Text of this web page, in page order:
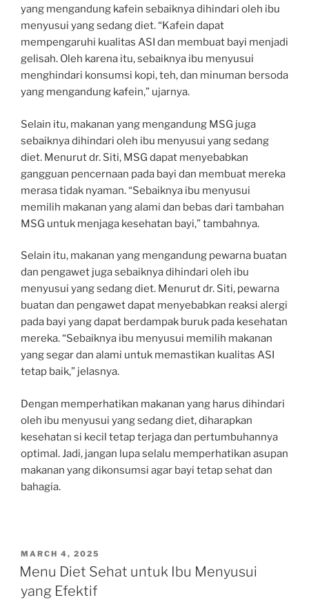
yang mengandung kafein sebaiknya dihindari oleh ibu
menyusui yang sedang diet. “Kafein dapat
mempengaruhi kualitas ASI dan membuat bayi menjadi
gelisah. Oleh karena itu, sebaiknya ibu menyusui
menghindari konsumsi kopi, teh, dan minuman bersoda
yang mengandung kafein,” ujarnya.
Selain itu, makanan yang mengandung MSG juga
sebaiknya dihindari oleh ibu menyusui yang sedang
diet. Menurut dr. Siti, MSG dapat menyebabkan
gangguan pencernaan pada bayi dan membuat mereka
merasa tidak nyaman. “Sebaiknya ibu menyusui
memilih makanan yang alami dan bebas dari tambahan
MSG untuk menjaga kesehatan bayi,” tambahnya.
Selain itu, makanan yang mengandung pewarna buatan
dan pengawet juga sebaiknya dihindari oleh ibu
menyusui yang sedang diet. Menurut dr. Siti, pewarna
buatan dan pengawet dapat menyebabkan reaksi alergi
pada bayi yang dapat berdampak buruk pada kesehatan
mereka. “Sebaiknya ibu menyusui memilih makanan
yang segar dan alami untuk memastikan kualitas ASI
tetap baik,” jelasnya.
Dengan memperhatikan makanan yang harus dihindari
oleh ibu menyusui yang sedang diet, diharapkan
kesehatan si kecil tetap terjaga dan pertumbuhannya
optimal. Jadi, jangan lupa selalu memperhatikan asupan
makanan yang dikonsumsi agar bayi tetap sehat dan
bahagia.
POSTED
ON
MARCH 4, 2025
Menu Diet Sehat untuk Ibu Menyusui
yang Efektif